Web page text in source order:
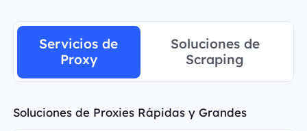
Servicios de
Proxy
Soluciones de
Scraping
Soluciones de Proxies Rápidas y Grandes